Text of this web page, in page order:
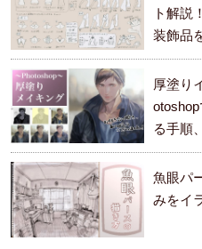
ト解説
装飾品
厚塗り
る手順
ます。
魚眼パ
みをイ